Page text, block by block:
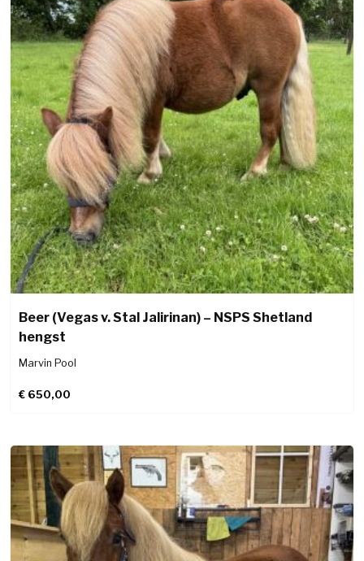
Beer (Vegas v. Stal Jalirinan) – NSPS Shetland
hengst
Marvin Pool
€ 650,00